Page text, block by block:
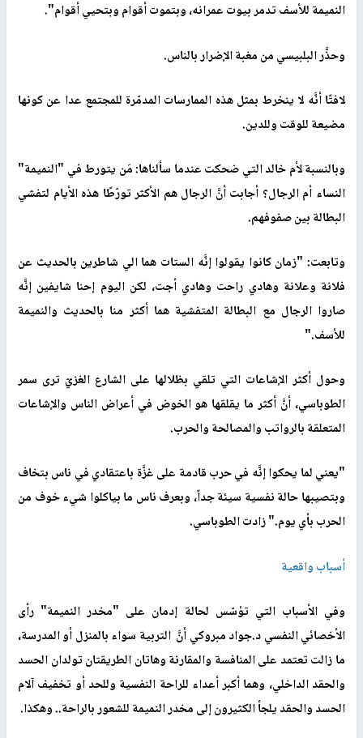
النميمة للأسف تدمر بيوت عمرانه، وبتموت أقوام وبتحيي أقوام".
وحذَّر البلبيسي من مغبة الإضرار بالناس.
لافتًا أنَّه لا ينخرط بمثل هذه الممارسات المدمّرة للمجتمع عدا عن كونها
مضيعة للوقت وللدين.
وبالنسبة لأم خالد التي ضحكت عندما سألناها: مَن يتورط في "النميمة"
النساء أم الرجال؟ أجابت أنَّ الرجال هم الأكثر تورّطًا هذه الأيام لتفشي
البطالة بين صفوفهم.
وتابعت: "زمان كانوا يقولوا إنَّه الستات هما الي شاطرين بالحديث عن
فلانة وعلانة وهادي راحت وهادي أجت، لكن اليوم إحنا شايفين إنَّه
صاروا الرجال مع البطالة المتفشية هما أكثر منا بالحديث والنميمة
للأسف."
وحول أكثر الإشاعات التي تلقي بظلالها على الشارع الغزيّ ترى سمر
الطوباسي، أنَّ أكثر ما يقلقها هو الخوض في أعراض الناس والإشاعات
المتعلقة بالرواتب والمصالحة والحرب.
"يعني لما يحكوا إنَّه في حرب قادمة على غزَّة باعتقادي في ناس بتخاف
وبتصيبها حالة نفسية سيئة جداً، وبعرف ناس ما بياكلوا شيء خوف من
الحرب بأي يوم." زادت الطوباسي.
أسباب واقعية
وفي الأسباب التي تؤسّس لحالة إدمان على "مخدر النميمة" رأى
الأخصائي النفسي د.جواد مبروكي أنَّ التربية سواء بالمنزل أو المدرسة،
ما زالت تعتمد على المنافسة والمقارنة وهاتان الطريقتان تولدان الحسد
والحقد الداخلي، وهما أكبر أعداء للراحة النفسية وللحد أو تخفيف آلام
الحسد والحقد يلجأ الكثيرون إلى مخدر النميمة للشعور بالراحة.. وهكذا.